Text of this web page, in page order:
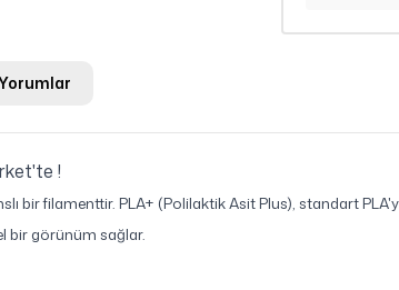
!
bir filamenttir. PLA+ (Polilaktik Asit Plus), standart
bir görünüm sağlar.